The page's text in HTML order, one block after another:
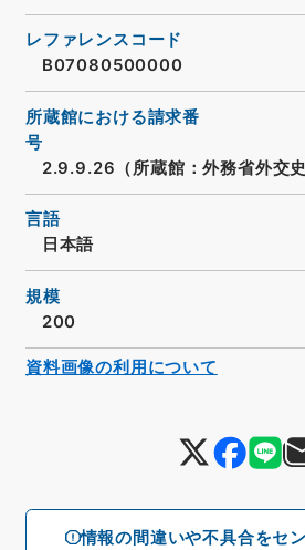
情報の間違いや不具合をセ
レファレンスコード
B07080500000
所蔵館における請求番
号
2.9.9.26（所蔵館：外務省外交史
言語
日本語
規模
200
資料画像の利用について